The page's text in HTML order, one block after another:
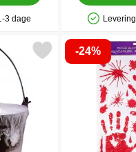
På lager
3 dage
heksekedel som favorit
-24%
Markér